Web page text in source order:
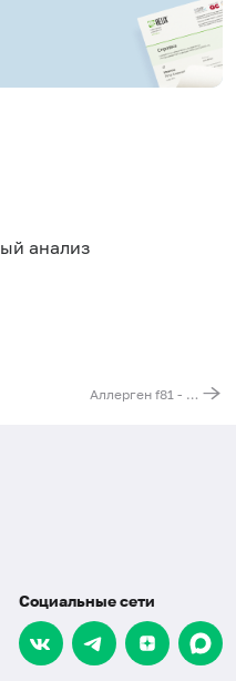
анализ
Аллерген f81 - сыр "чеддер", IgE
Социальные сети